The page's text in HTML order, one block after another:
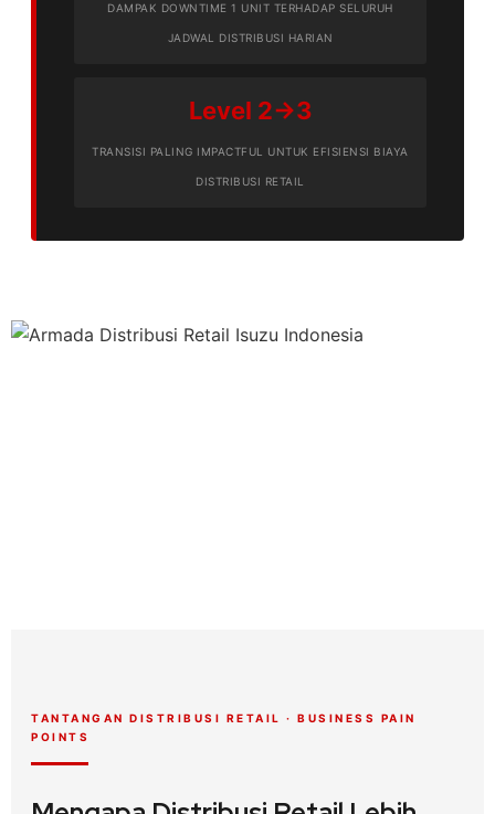
DAMPAK DOWNTIME 1 UNIT TERHADAP SELURUH
JADWAL DISTRIBUSI HARIAN
Level 2→3
TRANSISI PALING IMPACTFUL UNTUK EFISIENSI BIAYA
DISTRIBUSI RETAIL
yang paling sesuai dengan ritme bisnis Anda."
TANTANGAN DISTRIBUSI RETAIL · BUSINESS PAIN
POINTS